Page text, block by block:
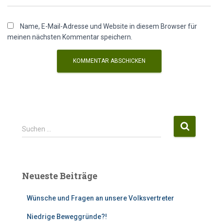
Name, E-Mail-Adresse und Website in diesem Browser für
meinen nächsten Kommentar speichern.
S
u
n
Suchen …
Neueste Beiträge
Wünsche und Fragen an unsere Volksvertreter
Niedrige Beweggründe?!